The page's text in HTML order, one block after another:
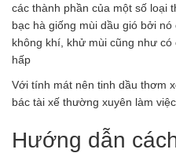
các thành phần của một số loại
bạc hà giống mùi dầu gió bởi
không khí, khử mùi cũng như
hấp
Với tính mát nên tinh dầu thơm
bác tài xế thường xuyên làm
Hướng dẫn